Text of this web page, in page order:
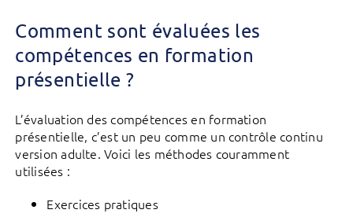
Comment sont évaluées les
compétences en formation
présentielle ?
L’évaluation des compétences en formation
présentielle, c’est un peu comme un contrôle continu
version adulte. Voici les méthodes couramment
utilisées :
Exercices pratiques